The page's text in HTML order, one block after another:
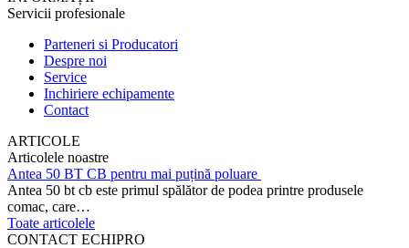
Servicii profesionale
Parteneri si Producatori
Despre noi
Service
Inchiriere echipamente
Contact
ARTICOLE
Articolele noastre
Antea 50 BT CB pentru mai puțină poluare
Antea 50 bt cb este primul spălător de podea printre produsele
comac, care…
Toate articolele
CONTACT ECHIPRO